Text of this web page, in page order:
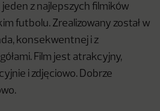
jeden z najlepszych filmików
futbolu. Zrealizowany został w
konsekwentnej i z
Film jest atrakcyjny,
i zdjęciowo. Dobrze